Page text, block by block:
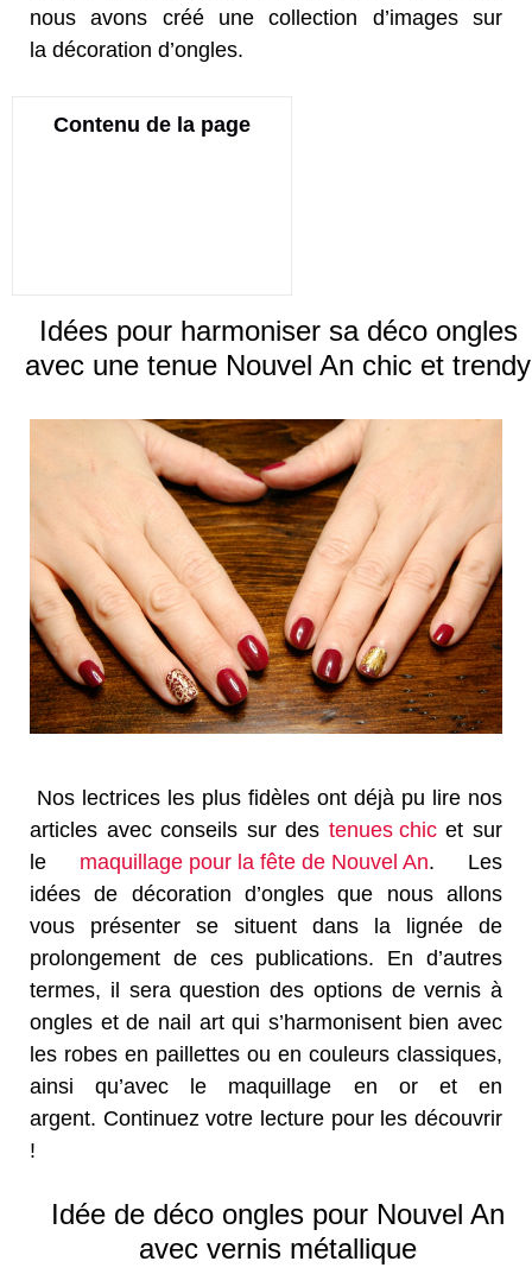
nous avons créé une collection d’images sur
la décoration d’ongles.
Contenu de la page
Idées pour harmoniser sa déco ongles
avec une tenue Nouvel An chic et trendy
Nos lectrices les plus fidèles ont déjà pu lire nos
articles avec conseils sur des tenues chicet sur
le maquillage pour la fête de Nouvel An. Les
idées de décoration d’ongles que nous allons
vous présenter se situent dans la lignée de
prolongement de ces publications. En d’autres
termes, il sera question des options de vernis à
ongles et de nail art qui s’harmonisent bien avec
les robes en paillettes ou en couleurs classiques,
ainsi qu’avec le maquillage en or et en
argent. Continuez votre lecture pour les découvrir
!
Idée de déco ongles pour Nouvel An
avec vernis métallique